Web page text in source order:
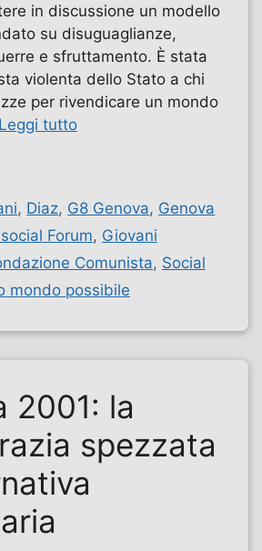
in discussione un modello
su disuguaglianze,
e sfruttamento. È stata
violenta dello Stato a chi
per rivendicare un mondo
Leggi tutto
, Diaz, G8 Genova, Genova
Forum, Giovani
Comunista, Social
mondo possibile
2001: la
spezzata